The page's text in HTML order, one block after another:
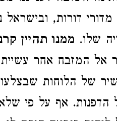
מדורי דורות,
שלו. ממנו תהיין
אל המזבח אחר
של הלוחות
הדפנות. אף על פי